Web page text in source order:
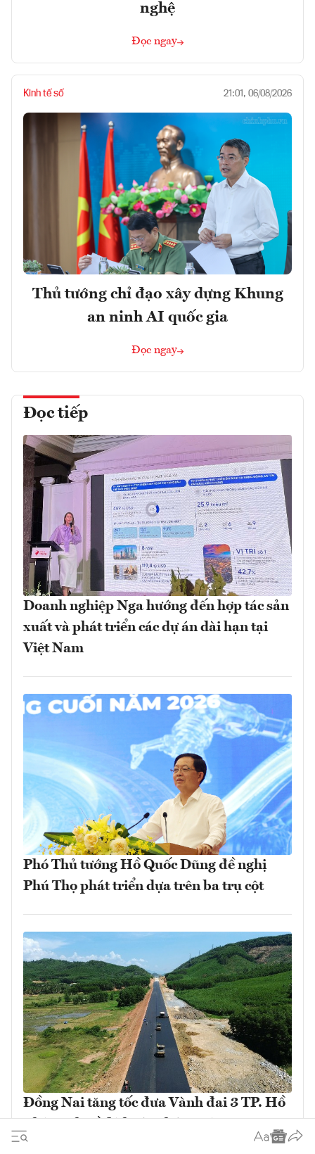
nghệ
Đọc ngay
Kinh tế số 21:01, 06/08/2026
Thủ tướng chỉ đạo xây dựng Khung
an ninh AI quốc gia
Đọc ngay
Đọc tiếp
Doanh nghiệp Nga hướng đến hợp tác sản
xuất và phát triển các dự án dài hạn tại
Việt Nam
Phó Thủ tướng Hồ Quốc Dũng đề nghị
Phú Thọ phát triển dựa trên ba trụ cột
Đồng Nai tăng tốc đưa Vành đai 3 TP. Hồ